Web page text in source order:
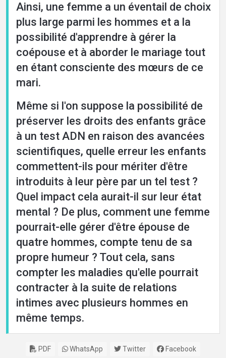
Ainsi, une femme a un éventail de choix
plus large parmi les hommes et a la
possibilité d'apprendre à gérer la
coépouse et à aborder le mariage tout
en étant consciente des mœurs de ce
mari.
Même si l'on suppose la possibilité de
préserver les droits des enfants grâce
à un test ADN en raison des avancées
scientifiques, quelle erreur les enfants
commettent-ils pour mériter d'être
introduits à leur père par un tel test ?
Quel impact cela aurait-il sur leur état
mental ? De plus, comment une femme
pourrait-elle gérer d'être épouse de
quatre hommes, compte tenu de sa
propre humeur ? Tout cela, sans
compter les maladies qu'elle pourrait
contracter à la suite de relations
intimes avec plusieurs hommes en
même temps.
PDF WhatsApp Twitter Facebook